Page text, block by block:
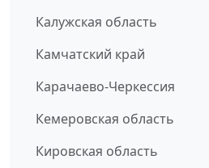
Калужская область
Камчатский край
Карачаево-Черкессия
Кемеровская область
Кировская область